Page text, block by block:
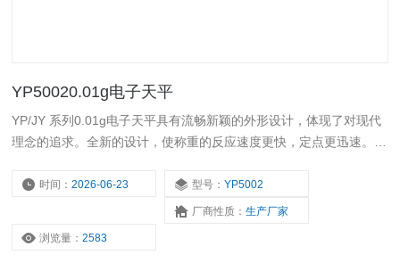
YP50020.01g电子天平
YP/JY 系列0.01g电子天平具有流畅新颖的外形设计，体现了对现代
理念的追求。全新的设计，使称重的反应速度更快，定点更迅速。稳
的要求进行生产。具有*的灵活性，野外操作的Z佳选择。
时间：2026-06-23 型号： YP5002
厂商性质： 生产厂家
浏览量：2583